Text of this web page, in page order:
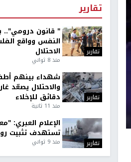
تقارير
تقارير
" قانون درومي"..
النفس وواقع
الاحتلال
منذ 8 ثواني
تقارير
شهداء بينهم
والاحتلال يصعّد
دقائق للإخلاء
منذ 11 ثانية
تقارير
الإعلام العبري:
تستهدف تثبيت
منذ 9 ثواني